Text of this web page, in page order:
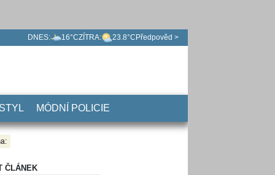
DNES: 16°CZÍTRA: 23.8°C Předpověd >
MÓDNÍ POLICIE
ČLÁNEK